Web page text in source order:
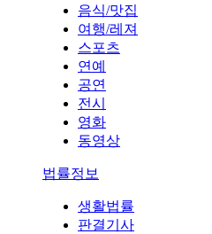
음식/맛집
여행/레져
스포츠
연예
공연
전시
영화
동영상
법률정보
생활법률
판결기사